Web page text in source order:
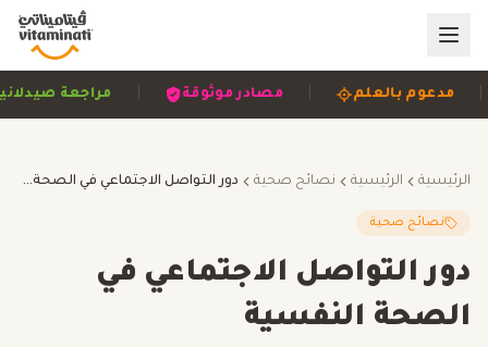
مبني على الأدلة مراجعة صيدلانية مصادر موثوقة
الرئيسية الرئيسية نصائح صحية دور التواصل الاجتماعي في الصحة النفسية
نصائح صحية
دور التواصل الاجتماعي في
الصحة النفسية